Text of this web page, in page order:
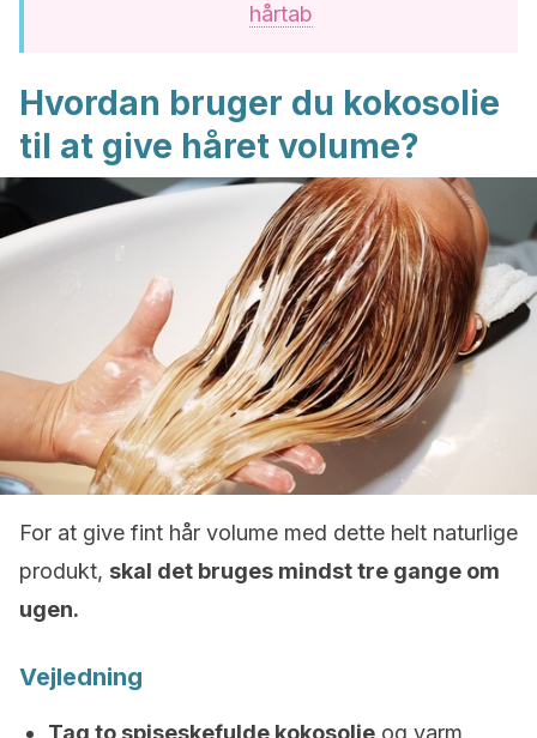
hårtab
Hvordan bruger du kokosolie
til at give håret volume?
For at give fint hår volume med dette helt naturlige
produkt, skal det bruges mindst tre gange om
ugen.
Vejledning
Tag to spiseskefulde kokosolie og varm